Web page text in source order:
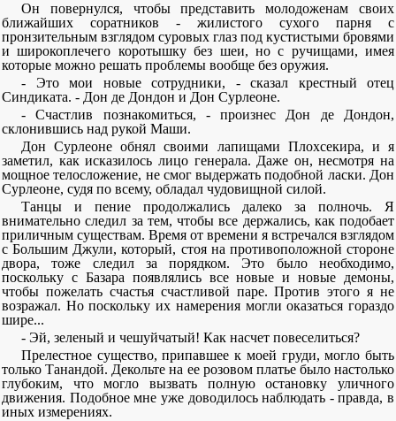
Он повернулся, чтобы представить молодоженам своих
ближайших соратников - жилистого сухого парня с
пронзительным взглядом суровых глаз под кустистыми бровями
и широкоплечего коротышку без шеи, но с ручищами, имея
которые можно решать проблемы вообще без оружия.
- Это мои новые сотрудники, - сказал крестный отец
Синдиката. - Дон де Дондон и Дон Сурлеоне.
- Счастлив познакомиться, - произнес Дон де Дондон,
склонившись над рукой Маши.
Дон Сурлеоне обнял своими лапищами Плохсекира, и я
заметил, как исказилось лицо генерала. Даже он, несмотря на
мощное телосложение, не смог выдержать подобной ласки. Дон
Сурлеоне, судя по всему, обладал чудовищной силой.
Танцы и пение продолжались далеко за полночь. Я
внимательно следил за тем, чтобы все держались, как подобает
приличным существам. Время от времени я встречался взглядом
с Большим Джули, который, стоя на противоположной стороне
двора, тоже следил за порядком. Это было необходимо,
поскольку с Базара появлялись все новые и новые демоны,
чтобы пожелать счастья счастливой паре. Против этого я не
возражал. Но поскольку их намерения могли оказаться гораздо
шире...
- Эй, зеленый и чешуйчатый! Как насчет повеселиться?
Прелестное существо, припавшее к моей груди, могло быть
только Танандой. Декольте на ее розовом платье было настолько
глубоким, что могло вызвать полную остановку уличного
движения. Подобное мне уже доводилось наблюдать - правда, в
иных измерениях.